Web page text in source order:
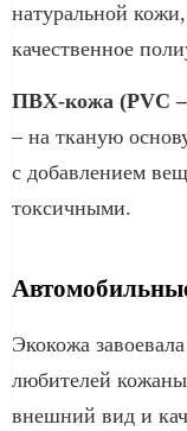
натуральной
качественное
ПВХ-кожа (PVC –
– на тканую
с добавлением
токсичными.
Экокожа
любителей
внешний вид и